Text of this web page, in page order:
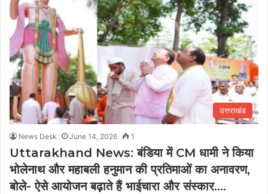
उत्तराखंड
News Desk June 14, 2026 1
Uttarakhand News: बंडिया में CM धामी ने किया
भोलेनाथ और महाबली हनुमान की प्रतिमाओं का अनावरण,
बोले- ऐसे आयोजन बढ़ाते हैं भाईचारा और संस्कार….